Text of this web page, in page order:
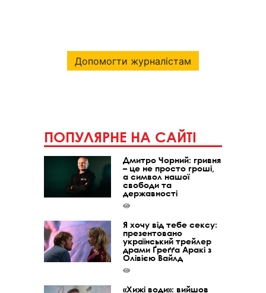
Допомогти журналістам
ПОПУЛЯРНЕ НА САЙТІ
Дмитро Чорний: гривня
– це не просто гроші,
а символ нашої
свободи та
державності
Я хочу від тебе сексу:
презентовано
український трейлер
драми Ґреґґа Аракі з
Олівією Вайлд
«Хижі води»: вийшов